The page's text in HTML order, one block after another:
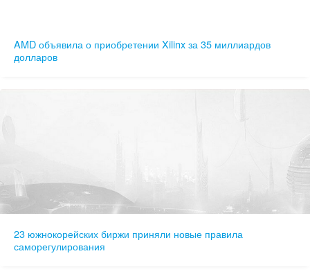
AMD объявила о приобретении Xilinx за 35 миллиардов
долларов
23 южнокорейских биржи приняли новые правила
саморегулирования